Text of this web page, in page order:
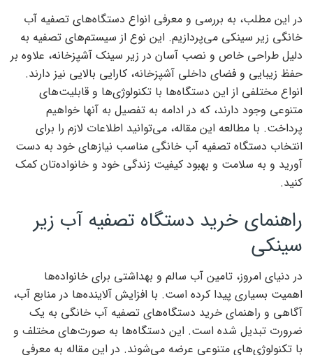
در این مطلب، به بررسی و معرفی انواع دستگاه‌های تصفیه آب
خانگی زیر سینکی می‌پردازیم. این نوع از سیستم‌های تصفیه به
دلیل طراحی خاص و نصب آسان در زیر سینک آشپزخانه، علاوه بر
حفظ زیبایی و فضای داخلی آشپزخانه، کارایی بالایی نیز دارند.
انواع مختلفی از این دستگاه‌ها با تکنولوژی‌ها و قابلیت‌های
متنوعی وجود دارند، که در ادامه به تفصیل به آنها خواهیم
پرداخت. با مطالعه این مقاله، می‌توانید اطلاعات لازم را برای
انتخاب دستگاه تصفیه آب خانگی مناسب نیازهای خود به دست
آورید و به سلامت و بهبود کیفیت زندگی خود و خانواده‌تان کمک
کنید.
راهنمای خرید دستگاه تصفیه آب زیر
سینکی
در دنیای امروز، تامین آب سالم و بهداشتی برای خانواده‌ها
اهمیت بسیاری پیدا کرده است. با افزایش آلاینده‌ها در منابع آب،
آگاهی و راهنمای خرید دستگاه‌های تصفیه آب خانگی به یک
ضرورت تبدیل شده است. این دستگاه‌ها به صورت‌های مختلف و
با تکنولوژی‌های متنوعی عرضه می‌شوند. در این مقاله به معرفی